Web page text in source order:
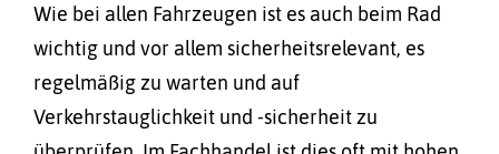
Wie bei allen Fahrzeugen ist es auch beim Rad
wichtig und vor allem sicherheitsrelevant, es
regelmäßig zu warten und auf
Verkehrstauglichkeit und -sicherheit zu